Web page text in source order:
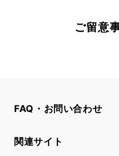
ご留意
FAQ・お問い合わせ
関連サイト